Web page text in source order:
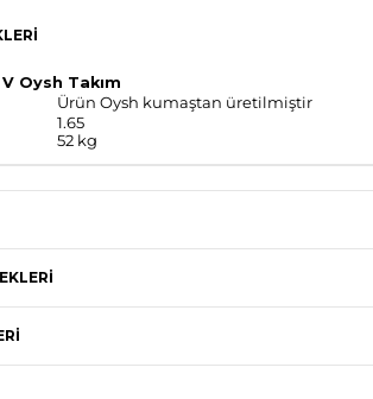
Oysh Takım
Ürün Oysh kumaştan üretilmiştir
1.65
52 kg